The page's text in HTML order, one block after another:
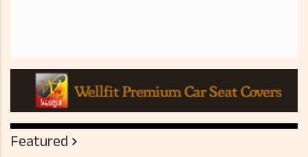
Featured